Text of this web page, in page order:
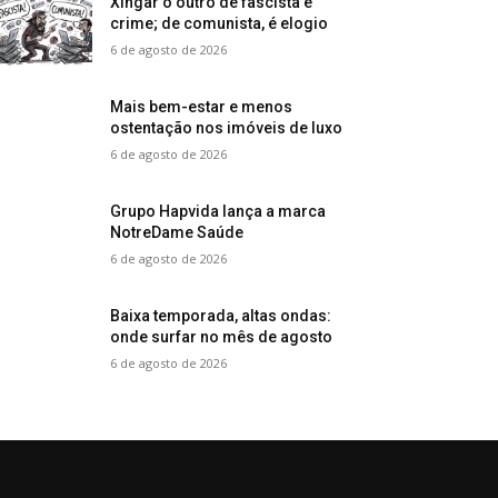
crime; de comunista, é elogio
6 de agosto de 2026
Mais bem-estar e menos
ostentação nos imóveis de luxo
6 de agosto de 2026
Grupo Hapvida lança a marca
NotreDame Saúde
6 de agosto de 2026
Baixa temporada, altas ondas:
onde surfar no mês de agosto
6 de agosto de 2026